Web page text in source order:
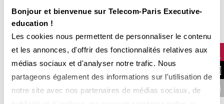
Bonjour et bienvenue sur Telecom-Paris Executive-
education !
Les cookies nous permettent de personnaliser le contenu
et les annonces, d'offrir des fonctionnalités relatives aux
médias sociaux et d'analyser notre trafic. Nous
partageons également des informations sur l'utilisation de
notre site avec nos partenaires de médias sociaux, de
FINANCER VOTRE
Expliquer ce qu'est un canal radio comprenant
les antennes et l'environnement de propagation
PROGRAMME